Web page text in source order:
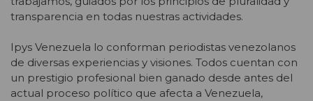
transparencia en todas nuestras actividades.
Ipys Venezuela lo conforman periodistas venezolanos
de diversas experiencias y visiones. Todos cuentan con
un prestigio profesional bien ganado desde antes del
actual proceso político que afecta a Venezuela,